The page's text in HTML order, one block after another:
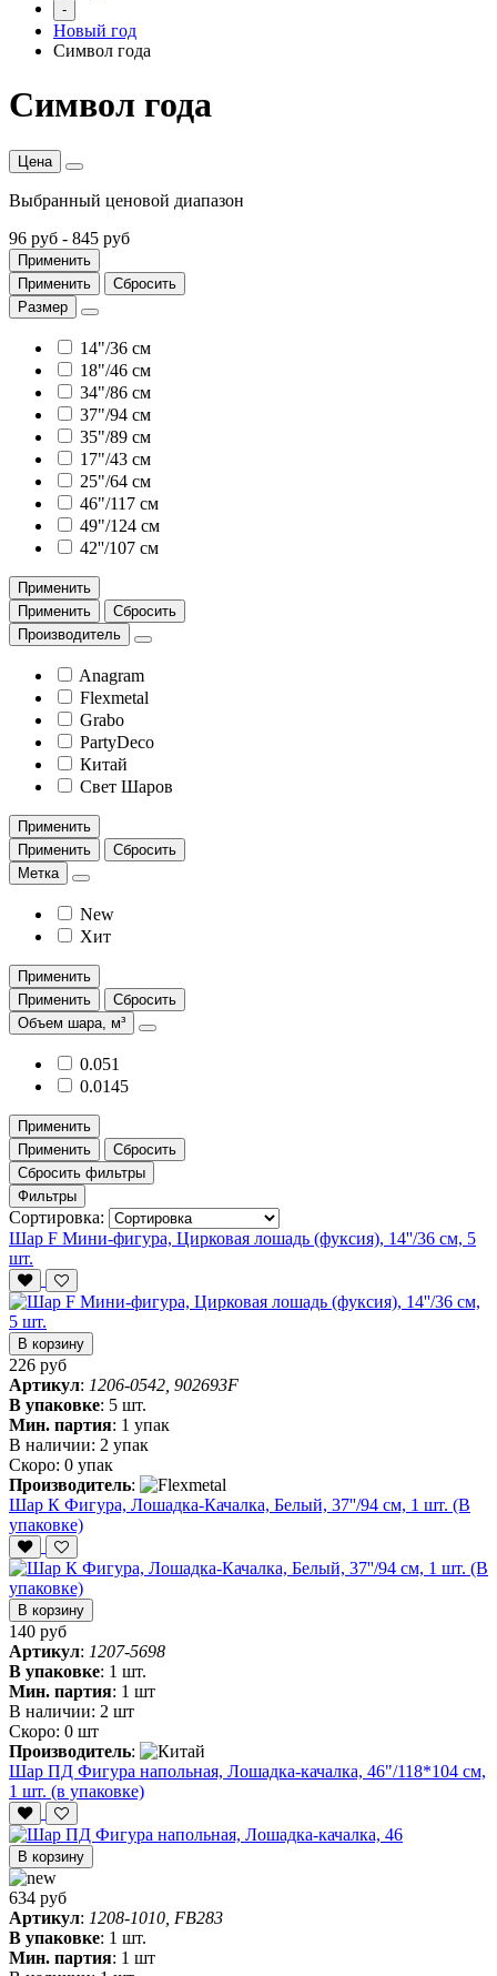
-
Новый год
Символ года
Символ года
Цена
Выбранный ценовой диапазон
96 руб - 845 руб
Применить
Применить
Сбросить
Размер
14"/36 см
18"/46 см
34"/86 см
37"/94 см
35"/89 см
17"/43 см
25"/64 см
46"/117 см
49"/124 см
42''/107 см
Применить
Применить
Сбросить
Производитель
Anagram
Flexmetal
Grabo
PartyDeco
Китай
Свет Шаров
Применить
Применить
Сбросить
Метка
New
Хит
Применить
Применить
Сбросить
Объем шара, м³
0.051
0.0145
Применить
Применить
Сбросить
Сбросить фильтры
Фильтры
Сортировка:
Шар F Мини-фигура, Цирковая лошадь (фуксия), 14''/36 см, 5
шт.
В корзину
226 руб
Артикул: 1206-0542, 902693F
В упаковке: 5 шт.
Мин. партия: 1 упак
В наличии: 2 упак
Скоро: 0 упак
Производитель:
Шар К Фигура, Лошадка-Качалка, Белый, 37''/94 см, 1 шт. (В
упаковке)
В корзину
140 руб
Артикул: 1207-5698
В упаковке: 1 шт.
Мин. партия: 1 шт
В наличии: 2 шт
Скоро: 0 шт
Производитель:
Шар ПД Фигура напольная, Лошадка-качалка, 46"/118*104 см,
1 шт. (в упаковке)
В корзину
634 руб
Артикул: 1208-1010, FB283
В упаковке: 1 шт.
Мин. партия: 1 шт